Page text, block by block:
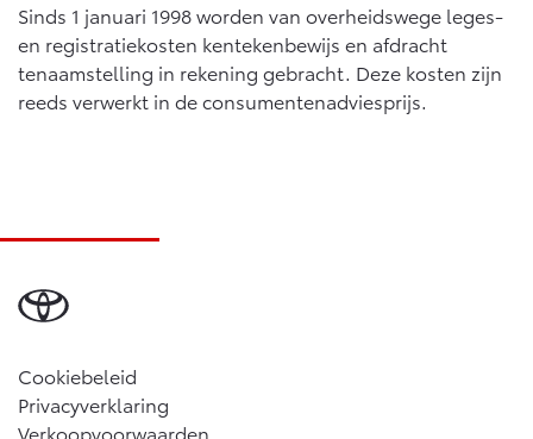
OOK ALS BATTERIJ-
ELEKTRISCH
BATTERIJ-ELEKTRISCH
OOK ALS BATTERIJ-
ELEKTRISCH
Sinds 1 januari 1998 worden van overheidswege leges-
en registratiekosten kentekenbewijs en afdracht
tenaamstelling in rekening gebracht. Deze kosten zijn
reeds verwerkt in de consumentenadviesprijs.
Cookiebeleid
Privacyverklaring
Verkoopvoorwaarden